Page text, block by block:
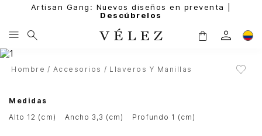
Artisan Gang: Nuevos diseños en preventa |
Descúbrelos
Hombre Accesorios Llaveros Y Manillas
Medidas
alto 12 (cm)
ancho 3,3 (cm) profundo 1 (cm)